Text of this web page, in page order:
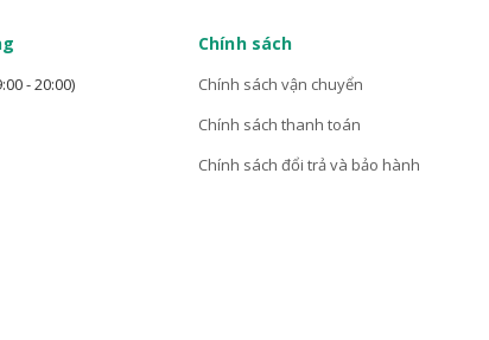
- 20:00)
Chính sách
Chính sách vận chuyển
Chính sách thanh toán
Chính sách đổi trả và bảo hành